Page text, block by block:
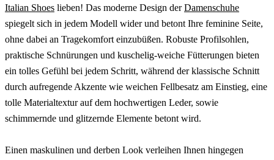
Italian Shoes lieben! Das moderne Design derDamenschuhe
spiegelt sich in jedem Modell wider und betont Ihre feminine Seite,
ohne dabei an Tragekomfort einzubüßen. Robuste Profilsohlen,
praktische Schnürungen und kuschelig-weiche Fütterungen bieten
ein tolles Gefühl bei jedem Schritt, während der klassische Schnitt
durch aufregende Akzente wie weichen Fellbesatz am Einstieg, eine
tolle Materialtextur auf dem hochwertigen Leder, sowie
schimmernde und glitzernde Elemente betont wird.
Einen maskulinen und derben Look verleihen Ihnen hingegen